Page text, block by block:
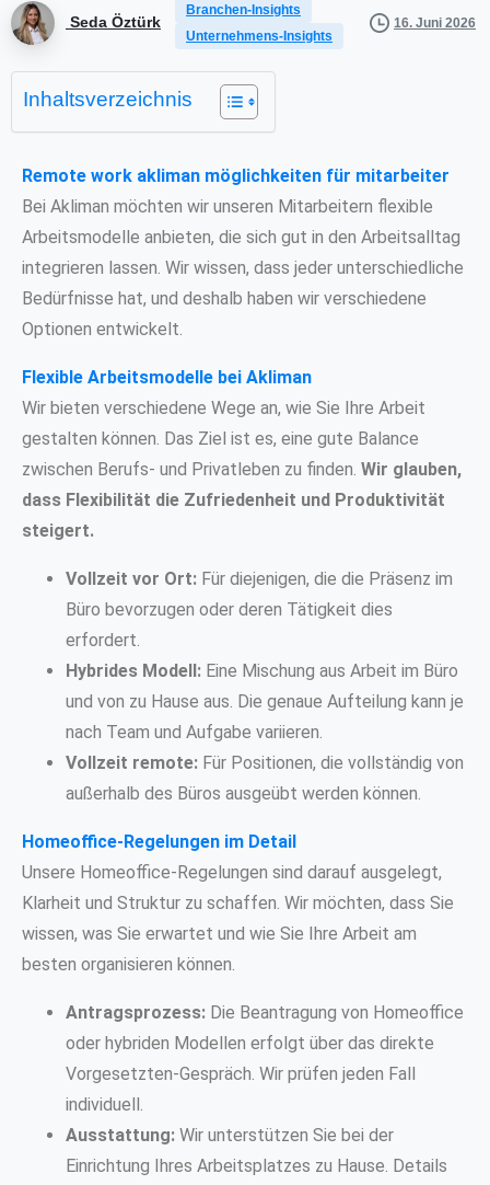
Seda Öztürk
Branchen-Insights
Unternehmens-Insights
16. Juni 2026
Inhaltsverzeichnis
Remote work akliman möglichkeiten für mitarbeiter
Bei Akliman möchten wir unseren Mitarbeitern flexible
Arbeitsmodelle anbieten, die sich gut in den Arbeitsalltag
integrieren lassen. Wir wissen, dass jeder unterschiedliche
Bedürfnisse hat, und deshalb haben wir verschiedene
Optionen entwickelt.
Flexible Arbeitsmodelle bei Akliman
Wir bieten verschiedene Wege an, wie Sie Ihre Arbeit
gestalten können. Das Ziel ist es, eine gute Balance
zwischen Berufs- und Privatleben zu finden. Wir glauben,
dass Flexibilität die Zufriedenheit und Produktivität
steigert.
Vollzeit vor Ort: Für diejenigen, die die Präsenz im
Büro bevorzugen oder deren Tätigkeit dies
erfordert.
Hybrides Modell: Eine Mischung aus Arbeit im Büro
und von zu Hause aus. Die genaue Aufteilung kann je
nach Team und Aufgabe variieren.
Vollzeit remote: Für Positionen, die vollständig von
außerhalb des Büros ausgeübt werden können.
Homeoffice-Regelungen im Detail
Unsere Homeoffice-Regelungen sind darauf ausgelegt,
Klarheit und Struktur zu schaffen. Wir möchten, dass Sie
wissen, was Sie erwartet und wie Sie Ihre Arbeit am
besten organisieren können.
Antragsprozess: Die Beantragung von Homeoffice
oder hybriden Modellen erfolgt über das direkte
Vorgesetzten-Gespräch. Wir prüfen jeden Fall
individuell.
Ausstattung: Wir unterstützen Sie bei der
Einrichtung Ihres Arbeitsplatzes zu Hause. Details